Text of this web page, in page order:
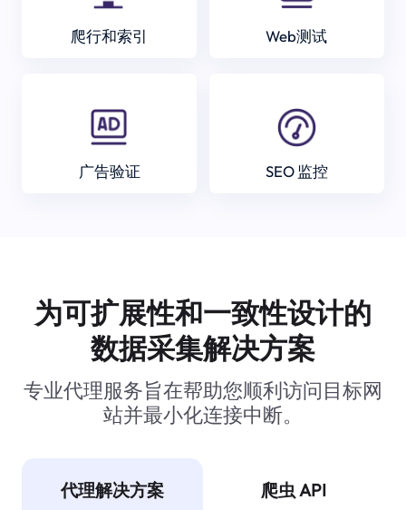
爬行和索引 Web测试
广告验证 SEO 监控
为可扩展性和一致性设计的
数据采集解决方案
专业代理服务旨在帮助您顺利访问目标网
站并最小化连接中断。
代理解决方案 爬虫 API